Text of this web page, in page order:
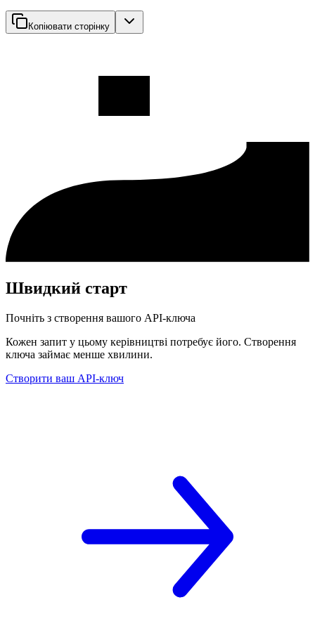
Копіювати сторінку
Швидкий старт
Почніть з створення вашого API-ключа
Кожен запит у цьому керівництві потребує його. Створення
ключа займає менше хвилини.
Створити ваш API-ключ